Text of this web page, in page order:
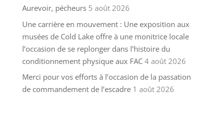
Aurevoir, pécheurs 5 août 2026
Une carrière en mouvement : Une exposition aux
musées de Cold Lake offre à une monitrice locale
l’occasion de se replonger dans l’histoire du
conditionnement physique aux FAC 4 août 2026
Merci pour vos efforts à l’occasion de la passation
de commandement de l’escadre 1 août 2026